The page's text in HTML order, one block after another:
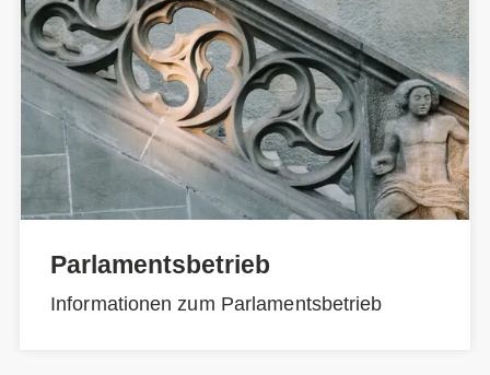
Parlamentsbetrieb
Informationen zum Parlamentsbetrieb